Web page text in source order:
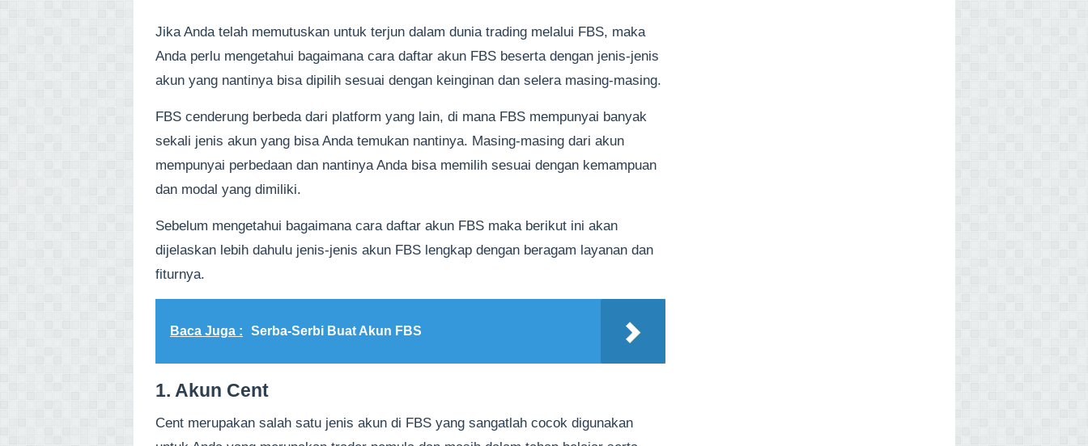
Jika Anda telah memutuskan untuk terjun dalam dunia trading melalui FBS, maka
Anda perlu mengetahui bagaimana cara daftar akun FBS beserta dengan jenis-jenis
akun yang nantinya bisa dipilih sesuai dengan keinginan dan selera masing-masing.
FBS cenderung berbeda dari platform yang lain, di mana FBS mempunyai banyak
sekali jenis akun yang bisa Anda temukan nantinya. Masing-masing dari akun
mempunyai perbedaan dan nantinya Anda bisa memilih sesuai dengan kemampuan
dan modal yang dimiliki.
Sebelum mengetahui bagaimana cara daftar akun FBS maka berikut ini akan
dijelaskan lebih dahulu jenis-jenis akun FBS lengkap dengan beragam layanan dan
fiturnya.
Baca Juga : Serba-Serbi Buat Akun FBS
1. Akun Cent
Cent merupakan salah satu jenis akun di FBS yang sangatlah cocok digunakan